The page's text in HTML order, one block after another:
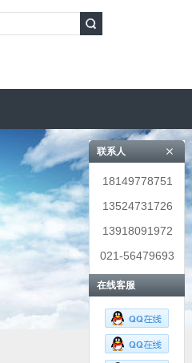
联系人
18149778751
13524731726
13918091972
021-56479693
在线客服